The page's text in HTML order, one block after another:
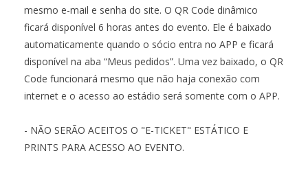
mesmo e-mail e senha do site. O QR Code dinâmico
ficará disponível 6 horas antes do evento. Ele é baixado
automaticamente quando o sócio entra no APP e ficará
disponível na aba “Meus pedidos”. Uma vez baixado, o QR
Code funcionará mesmo que não haja conexão com
internet e o acesso ao estádio será somente com o APP.
- NÃO SERÃO ACEITOS O "E-TICKET" ESTÁTICO E
PRINTS PARA ACESSO AO EVENTO.